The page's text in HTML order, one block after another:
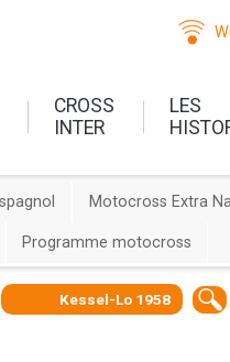
CROSS
INTER
LES
Motocross Extra
Programme motocross
Kessel-Lo 1958